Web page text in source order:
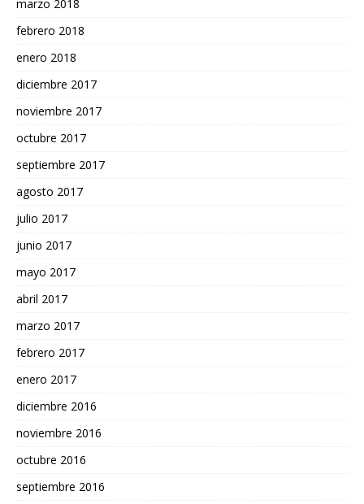
marzo 2018
febrero 2018
enero 2018
diciembre 2017
noviembre 2017
octubre 2017
septiembre 2017
agosto 2017
julio 2017
junio 2017
mayo 2017
abril 2017
marzo 2017
febrero 2017
enero 2017
diciembre 2016
noviembre 2016
octubre 2016
septiembre 2016